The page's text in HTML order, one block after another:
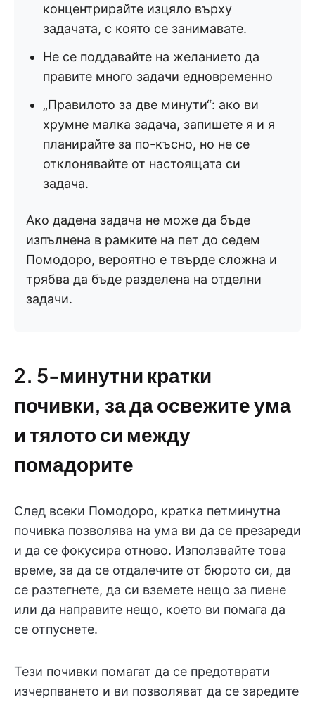
концентрирайте изцяло върху
задачата, с която се занимавате.
Не се поддавайте на желанието да
правите много задачи едновременно
„Правилото за две минути“: ако ви
хрумне малка задача, запишете я и я
планирайте за по-късно, но не се
отклонявайте от настоящата си
задача.
Ако дадена задача не може да бъде
изпълнена в рамките на пет до седем
Помодоро, вероятно е твърде сложна и
трябва да бъде разделена на отделни
задачи.
2. 5-минутни кратки
почивки, за да освежите ума
и тялото си между
помадорите
След всеки Помодоро, кратка петминутна
почивка позволява на ума ви да се презареди
и да се фокусира отново. Използвайте това
време, за да се отдалечите от бюрото си, да
се разтегнете, да си вземете нещо за пиене
или да направите нещо, което ви помага да
се отпуснете.
Тези почивки помагат да се предотврати
изчерпването и ви позволяват да се заредите